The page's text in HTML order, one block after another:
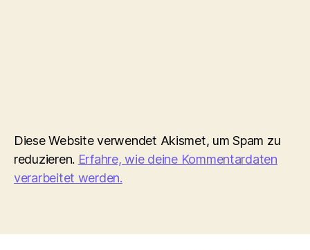
Diese Website verwendet Akismet, um Spam zu
reduzieren. Erfahre, wie deine Kommentardaten
verarbeitet werden.